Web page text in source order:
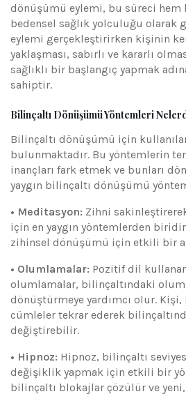
dönüşümü eylemi, bu süreci hem
bedensel sağlık yolculuğu olarak
eylemi gerçekleştirirken kişinin
yaklaşması, sabırlı ve kararlı
sağlıklı bir başlangıç yapmak
sahiptir.
Bilinçaltı Dönüşümü Yöntemleri
Bilinçaltı dönüşümü için
bulunmaktadır. Bu yöntemlerin
inançları fark etmek ve bunları
yaygın bilinçaltı dönüşümü
• Meditasyon: Zihni
için en yaygın yöntemlerden
zihinsel dönüşümü için etkili bir
• Olumlamalar: Pozitif dil
olumlamalar, bilinçaltındaki
dönüştürmeye yardımcı olur.
cümleler tekrar ederek
değiştirebilir.
• Hipnoz: Hipnoz, bilinçaltı
değişiklik yapmak için etkili bir
bilinçaltı blokajlar çözülür ve